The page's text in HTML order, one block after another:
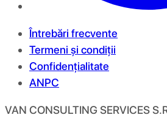
Întrebări frecvente
Termeni și condiții
Confidențialitate
ANPC
VAN CONSULTING SERVICES